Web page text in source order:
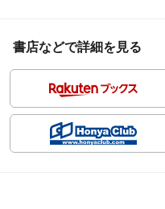
書店などで詳細を見る